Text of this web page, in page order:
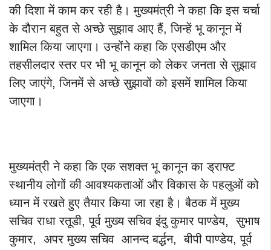
की दिशा में काम कर रही है। मुख्यमंत्री ने कहा कि इस चर्चा
के दौरान बहुत से अच्छे सुझाव आए हैं, जिन्हें भू कानून में
शामिल किया जाएगा। उन्होंने कहा कि एसडीएम और
तहसीलदार स्तर पर भी भू कानून को लेकर जनता से सुझाव
लिए जाएंगे, जिनमें से अच्छे सुझावों को इसमें शामिल किया
जाएगा।
मुख्यमंत्री ने कहा कि एक सशक्त भू कानून का ड्राफ्ट
स्थानीय लोगों की आवश्यकताओं और विकास के पहलुओं को
ध्यान में रखते हुए तैयार किया जा रहा है। बैठक में मुख्य
सचिव राधा रतूडी, पूर्व मुख्य सचिव इंदु कुमार पाण्डेय, सुभाष
कुमार, अपर मुख्य सचिव आनन्द बर्द्धन, बीपी पाण्डेय, पूर्व